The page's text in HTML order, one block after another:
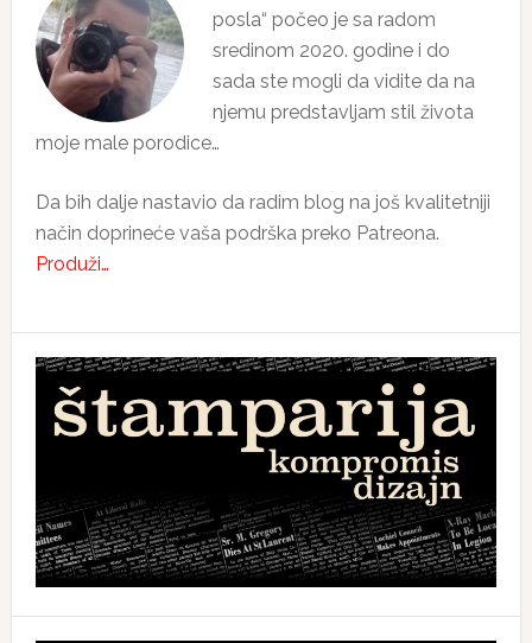
posla“ počeo je sa radom
sredinom 2020. godine i do
sada ste mogli da vidite da na
njemu predstavljam stil života
moje male porodice…
Da bih dalje nastavio da radim blog na još kvalitetniji
način doprineće vaša podrška preko Patreona.
Produži…